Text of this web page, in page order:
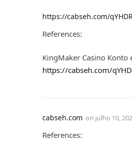
https://cabseh.com/qYHDR
References:
KingMaker Casino Konto
https://cabseh.com/
cabseh.com on julho 10,
References: